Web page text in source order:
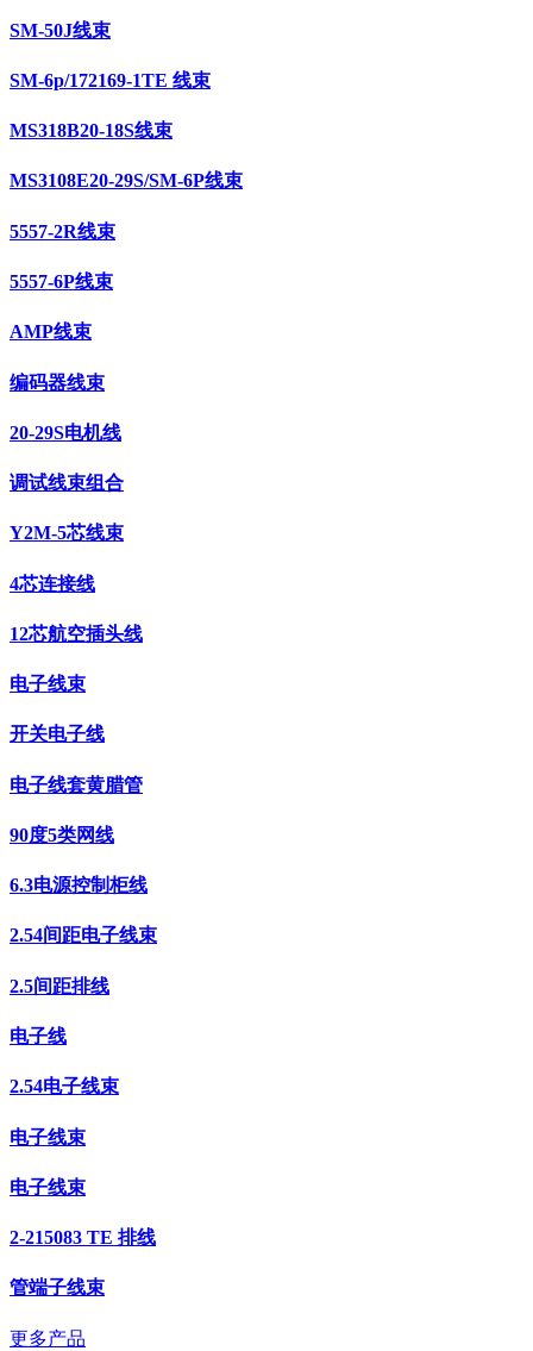
SM-50J线束
SM-6p/172169-1TE 线束
MS318B20-18S线束
MS3108E20-29S/SM-6P线束
5557-2R线束
5557-6P线束
AMP线束
编码器线束
20-29S电机线
调试线束组合
Y2M-5芯线束
4芯连接线
12芯航空插头线
电子线束
开关电子线
电子线套黄腊管
90度5类网线
6.3电源控制柜线
2.54间距电子线束
2.5间距排线
电子线
2.54电子线束
电子线束
电子线束
2-215083 TE 排线
管端子线束
更多产品